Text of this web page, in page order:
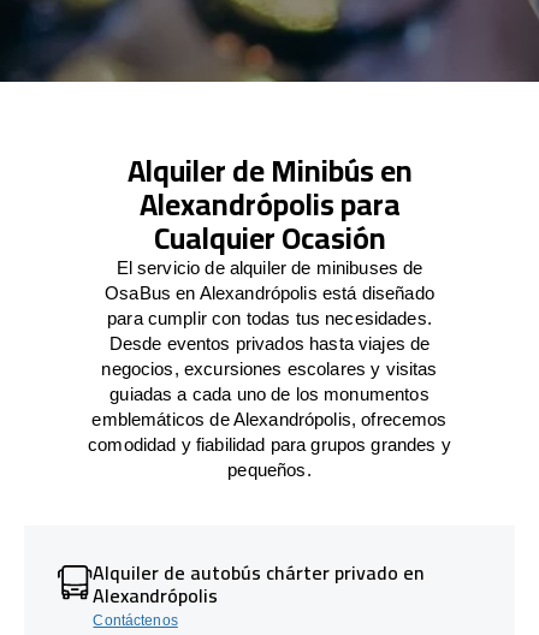
Alquiler de Minibús en
Alexandrópolis para
Cualquier Ocasión
El servicio de alquiler de minibuses de
OsaBus en Alexandrópolis está diseñado
para cumplir con todas tus necesidades.
Desde eventos privados hasta viajes de
negocios, excursiones escolares y visitas
guiadas a cada uno de los monumentos
emblemáticos de Alexandrópolis, ofrecemos
comodidad y fiabilidad para grupos grandes y
pequeños.
Alquiler de autobús chárter privado en
Alexandrópolis
Contáctenos